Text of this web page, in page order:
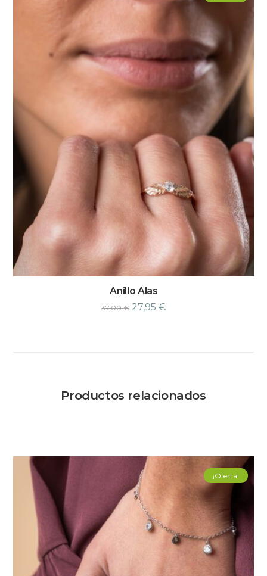
Anillo Alas
37,00€ 27,95€
Productos relacionados
¡Oferta!